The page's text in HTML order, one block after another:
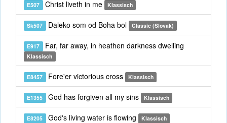
E507 Christ liveth in me Klassisch
Sk507 Daleko som od Boha bol Classic (Slovak)
E917 Far, far away, in heathen darkness dwelling
Klassisch
E8457 Fore'er victorious cross Klassisch
E1355 God has forgiven all my sins Klassisch
E8205 God's living water is flowing Klassisch